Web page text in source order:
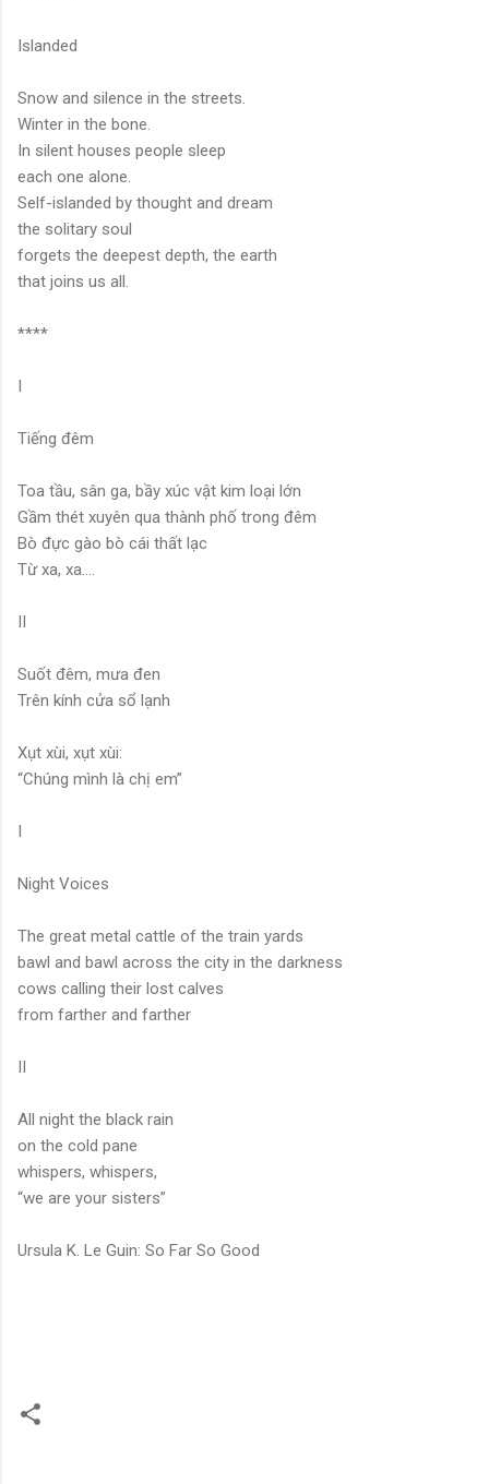
Islanded
Snow and silence in the streets.
Winter in the bone.
In silent houses people sleep
each one alone.
Self-islanded by thought and dream
the solitary soul
forgets the deepest depth, the earth
that joins us all.
****
I
Tiếng đêm
Toa tầu, sân ga, bầy xúc vật kim loại lớn
Gầm thét xuyên qua thành phố trong đêm
Bò đực gào bò cái thất lạc
Từ xa, xa….
II
Suốt đêm, mưa đen
Trên kính cửa sổ lạnh
Xụt xùi, xụt xùi:
“Chúng mình là chị em”
I
Night Voices
The great metal cattle of the train yards
bawl and bawl across the city in the darkness
cows calling their lost calves
from farther and farther
II
All night the black rain
on the cold pane
whispers, whispers,
“we are your sisters”
Ursula K. Le Guin: So Far So Good